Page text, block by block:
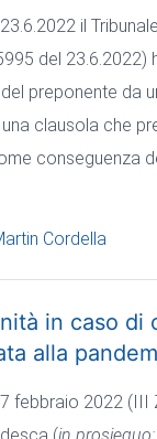
il
del 23.6.2022)
preponente da
clausola che
conseguenza
Cordella
in caso di
alla
febbraio 2022 (III